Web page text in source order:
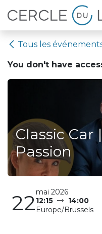
Se rendre au contenu
Tous les
You don't have
Classic Car
Passion
22mai 2026
12:15
14:00
Europe/Brussels